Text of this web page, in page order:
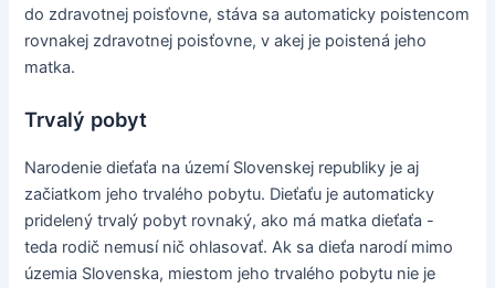
do zdravotnej poisťovne, stáva sa automaticky poistencom
rovnakej zdravotnej poisťovne, v akej je poistená jeho
matka.
Trvalý pobyt
Narodenie dieťaťa na území Slovenskej republiky je aj
začiatkom jeho trvalého pobytu. Dieťaťu je automaticky
pridelený trvalý pobyt rovnaký, ako má matka dieťaťa -
teda rodič nemusí nič ohlasovať. Ak sa dieťa narodí mimo
územia Slovenska, miestom jeho trvalého pobytu nie je